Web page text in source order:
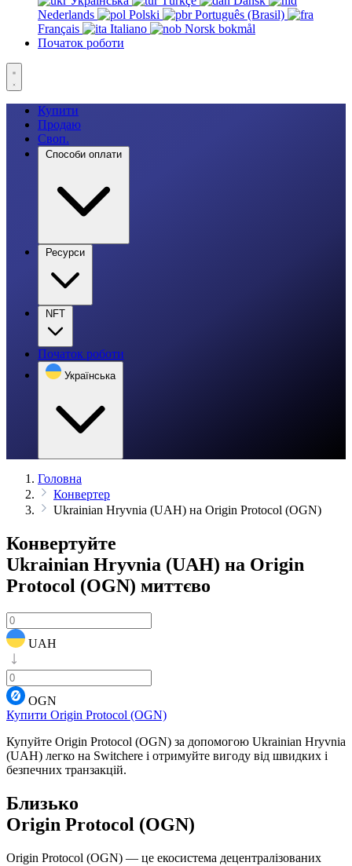
Nederlands
Polski
Português (Brasil)
Français
Italiano
Norsk bokmål
Початок роботи
Купити
Продаю
Своп.
Способи оплати
Ресурси
NFT
Початок роботи
Українська
Головна
Конвертер
Ukrainian Hryvnia (UAH) на Origin Protocol (OGN)
Конвертуйте
Ukrainian Hryvnia (UAH) на Origin
Protocol (OGN) миттєво
UAH
OGN
Купити Origin Protocol (OGN)
Купуйте Origin Protocol (OGN) за допомогою Ukrainian Hryvnia
(UAH) легко на Switchere і отримуйте вигоду від швидких і
безпечних транзакцій.
Близько
Origin Protocol (OGN)
Origin Protocol (OGN) — це екосистема децентралізованих